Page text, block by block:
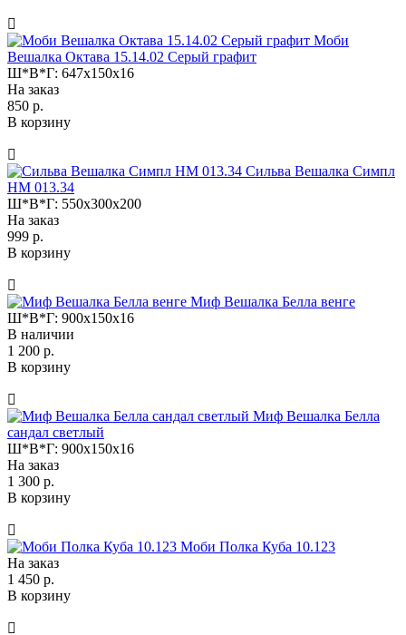
Моби
Вешалка Октава 15.14.02 Серый графит
Ш*В*Г: 647x150x16
На заказ
850 р.
В корзину
Сильва Вешалка Симпл
НМ 013.34
Ш*В*Г: 550x300x200
На заказ
999 р.
В корзину
Миф Вешалка Белла венге
Ш*В*Г: 900x150x16
В наличии
1 200 р.
В корзину
Миф Вешалка Белла
сандал светлый
Ш*В*Г: 900x150x16
На заказ
1 300 р.
В корзину
Моби Полка Куба 10.123
На заказ
1 450 р.
В корзину